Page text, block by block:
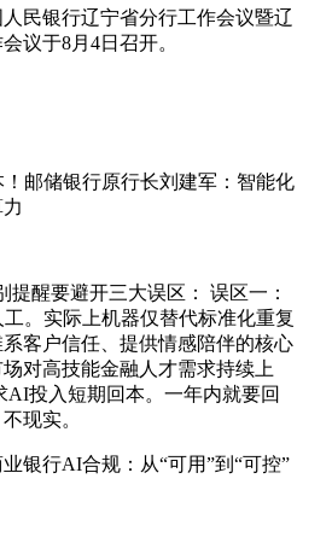
民银行辽宁省分行工作会议暨辽
议于8月4日召开。
邮储银行原行长刘建军：智能化
提醒要避开三大误区： 误区一：
。实际上机器仅替代标准化重复
客户信任、提供情感陪伴的核心
对高技能金融人才需求持续上
AI投入短期回本。一年内就要回
现实。
银行AI合规：从“可用”到“可控”